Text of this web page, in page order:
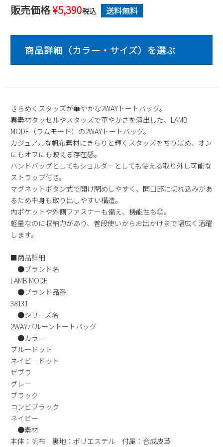
30
31
1
2 3 4
6
7 8 9 10 11
12
27
28 29 30
新規会員登録
会社概要
プライバシーポリシー
特定商取引法に基づく表示
お問い合わせ
販売価格¥5,390税込 送料無料
きらめくスタッズが華やかな2WAYトートバッグ。
異素材タッセルやスタッズで華やかさを演出した、LAMB
MODE（ラムモード）の2WAYトートバッグ。
カジュアルな帆布素材にきらりと輝くスタッズをちりばめ、オン
にもオフにも映える存在感。
ハンドバッグとしてもショルダーとしても使える取り外し可能な
ストラップ付き。
マグネットボタン式で開け閉めしやすく、開口部に切れ込みがあ
るため中身も取り出しやすい構造。
内ポケットや外側ファスナーも備え、機能性も◎。
軽量なのに収納力があり、普段使いからお出かけまで幅広く活躍
します。
■商品詳細
●ブランド名
LAMB MODE
●ブランド品番
38131
●シリーズ名
2WAYバルーントートバッグ
●カラー
ブルードット
ネイビードット
ゼブラ
グレー
ブラック
コンビブラック
ネイビー
●素材
本体：帆布 裏地：ポリエステル 付属：合成皮革